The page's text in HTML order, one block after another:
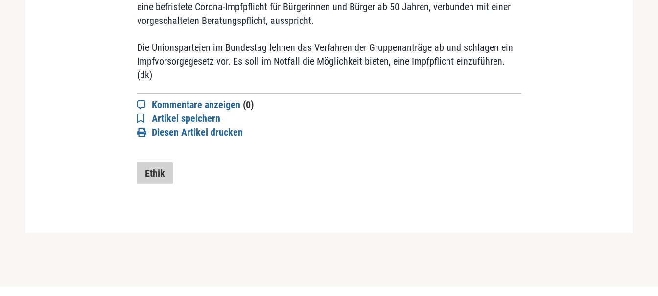
eine befristete Corona-Impfpflicht für Bürgerinnen und Bürger ab 50 Jahren, verbunden mit einer
vorgeschalteten Beratungspflicht, ausspricht.
Die Unionsparteien im Bundestag lehnen das Verfahren der Gruppenanträge ab und schlagen ein
Impfvorsorgegesetz vor. Es soll im Notfall die Möglichkeit bieten, eine Impfpflicht einzuführen.
(dk)
Kommentare anzeigen (0)
Artikel speichern
Diesen Artikel drucken
Ethik